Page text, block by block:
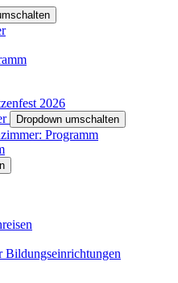
2026
Dropdown umschalten
Programm
Bildungseinrichtungen